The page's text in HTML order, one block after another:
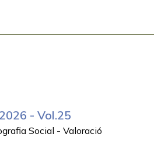
- Vol.25
Social - Valoració